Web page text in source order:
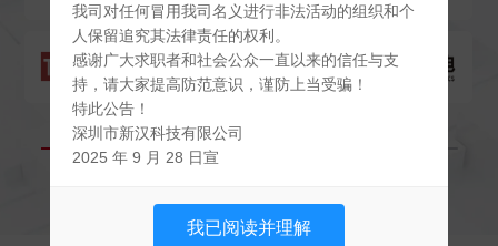
我司对任何冒用我司名义进行非法活动的组织和个
人保留追究其法律责任的权利。
感谢广大求职者和社会公众一直以来的信任与支
持，请大家提高防范意识，谨防上当受骗！
特此公告！
深圳市新汉科技有限公司
2025 年 9 月 28 日宣
我已阅读并理解